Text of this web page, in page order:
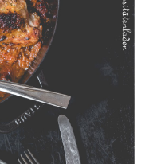
und kleinen